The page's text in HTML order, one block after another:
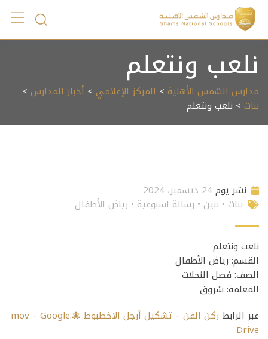
Skip
content
نلعب ونتعلم
مدارس الشمس الأهلية > المركز الإعلامي > أخبار المدارس >
بنات > نلعب ونتعلم
نشر يوم24 ديسمبر، 2024
بنات • بنين • رسالة اسبوعية • رياض الأطفال
نلعب ونتعلم
القسم: رياض الأطفال
الصف: فصل النحلات
المعلمة: شروق
عبر الرابط
ركن الفن – تشكيل أرجل الاخطبوط 🐙.mov – Google
Drive